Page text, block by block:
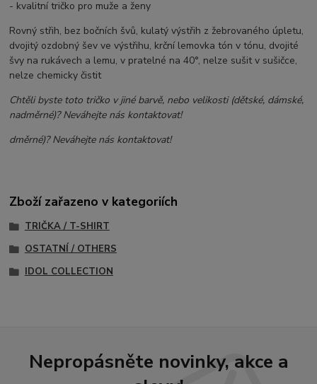
- kvalitní tričko pro muže a ženy
Rovný střih, bez bočních švů, kulatý výstřih z žebrovaného úpletu,
dvojitý ozdobný šev ve výstřihu, krční lemovka tón v tónu, dvojité
švy na rukávech a lemu, v pratelné na 40°, nelze sušit v sušičce,
nelze chemicky čistit
Chtěli byste toto tričko v jiné barvě, nebo velikosti (dětské, dámské,
nadměrné)? Neváhejte nás kontaktovat!
dměrné)? Neváhejte nás kontaktovat!
Zboží zařazeno v kategoriích
TRIČKA / T-SHIRT
OSTATNÍ / OTHERS
IDOL COLLECTION
Nepropásněte novinky, akce a